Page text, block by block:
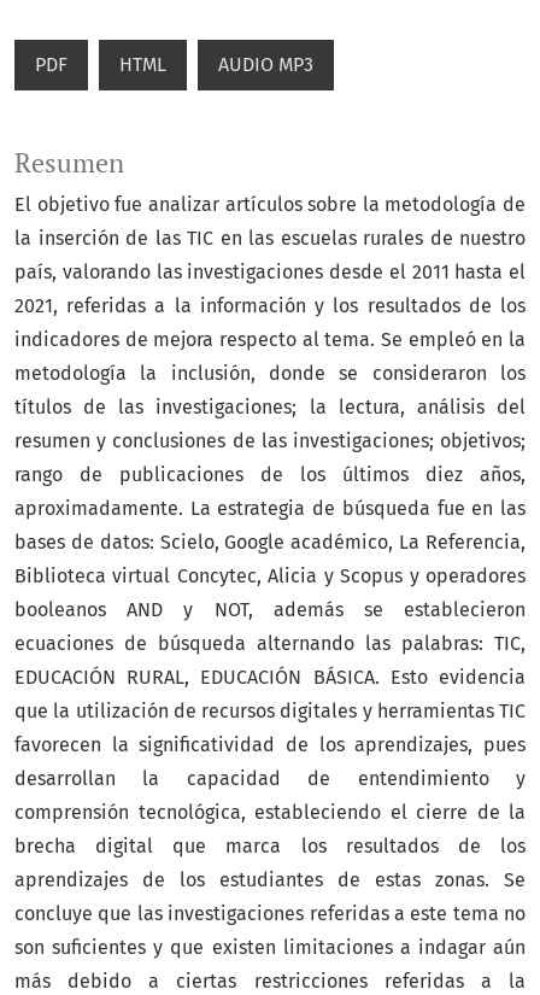
PDF HTML AUDIO MP3
Resumen
El objetivo fue analizar artículos sobre la metodología de
la inserción de las TIC en las escuelas rurales de nuestro
país, valorando las investigaciones desde el 2011 hasta el
2021, referidas a la información y los resultados de los
indicadores de mejora respecto al tema. Se empleó en la
metodología la inclusión, donde se consideraron los
títulos de las investigaciones; la lectura, análisis del
resumen y conclusiones de las investigaciones; objetivos;
rango de publicaciones de los últimos diez años,
aproximadamente. La estrategia de búsqueda fue en las
bases de datos: Scielo, Google académico, La Referencia,
Biblioteca virtual Concytec, Alicia y Scopus y operadores
booleanos AND y NOT, además se establecieron
ecuaciones de búsqueda alternando las palabras: TIC,
EDUCACIÓN RURAL, EDUCACIÓN BÁSICA. Esto evidencia
que la utilización de recursos digitales y herramientas TIC
favorecen la significatividad de los aprendizajes, pues
desarrollan la capacidad de entendimiento y
comprensión tecnológica, estableciendo el cierre de la
brecha digital que marca los resultados de los
aprendizajes de los estudiantes de estas zonas. Se
concluye que las investigaciones referidas a este tema no
son suficientes y que existen limitaciones a indagar aún
más debido a ciertas restricciones referidas a la